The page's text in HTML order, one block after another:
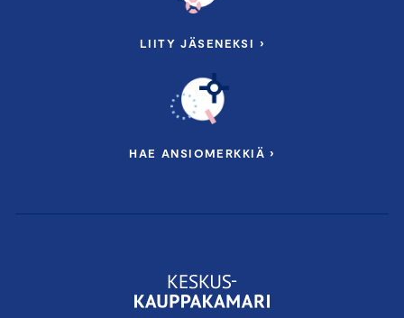
LIITY JÄSENEKSI ›
HAE ANSIOMERKKIÄ ›